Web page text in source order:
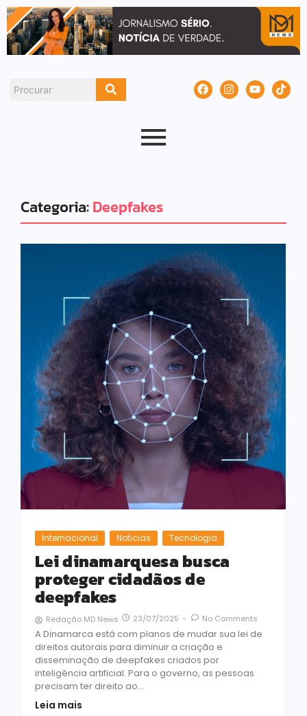
Categoria:Deepfakes
Internacional Noticias Tecnologia
Lei dinamarquesa busca
proteger cidadãos de
deepfakes
Redação MD News 23/07/2025 - No Comments
A Dinamarca está com planos de mudar sua lei de
direitos autorais para diminuir a criação e
disseminação de deepfakes criados por
inteligência artificial. Para o governo, as pessoas
precisam ter direito ao...
Leia mais